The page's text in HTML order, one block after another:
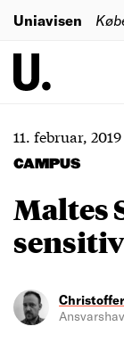
Uniavisen
11. februar, 2019
CAMPUS
Maltes